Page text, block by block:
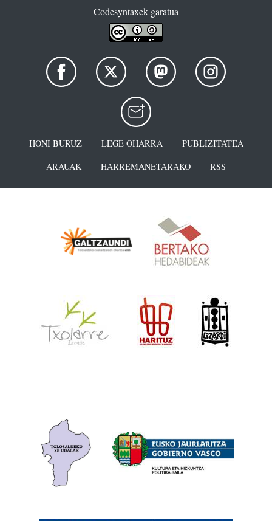
Codesyntaxek garatua
HONI BURUZ LEGE OHARRA
PUBLIZITATEA
ARAUAK
HARREMANETARAKO RSS